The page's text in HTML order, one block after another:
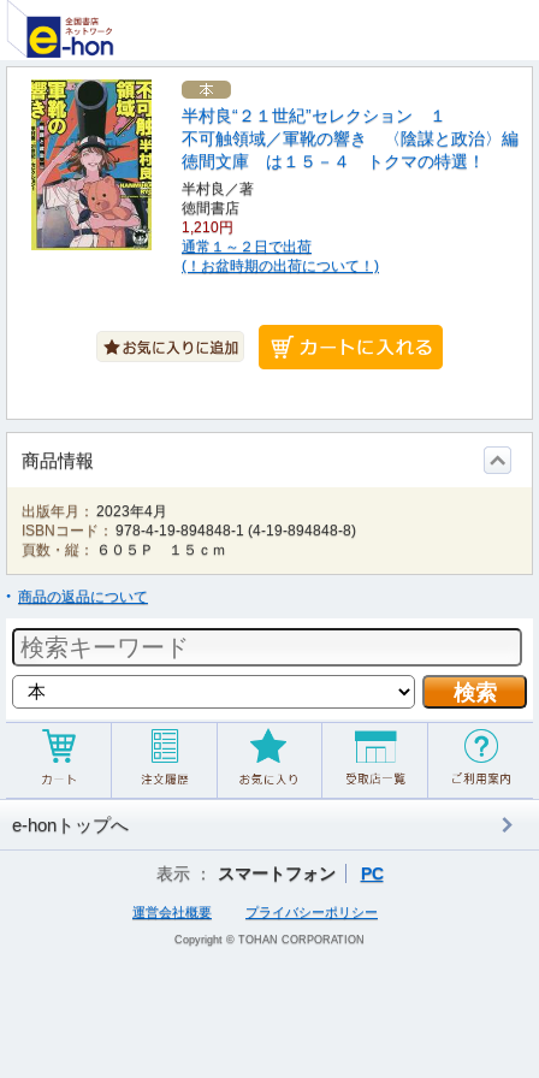
半村良“２１世紀”セレクション １
不可触領域／軍靴の響き 〈陰謀と政治〉編
徳間文庫 は１５－４ トクマの特選！
半村良／著
徳間書店
1,210円
通常１～２日で出荷
(！お盆時期の出荷について！)
商品情報
出版年月： 2023年4月
ISBNコード： 978-4-19-894848-1 (4-19-894848-8)
頁数・縦：
６０５Ｐ １５ｃｍ
商品の返品について
e-honトップへ
表示 ： スマートフォン PC
運営会社概要 プライバシーポリシー
Copyright © TOHAN CORPORATION